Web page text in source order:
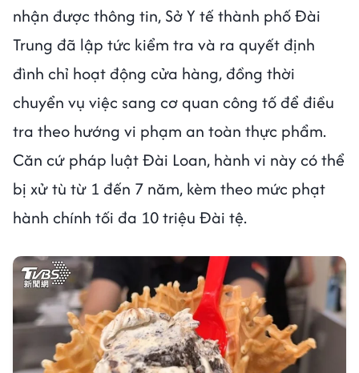
nhận được thông tin, Sở Y tế thành phố Đài
Trung đã lập tức kiểm tra và ra quyết định
đình chỉ hoạt động cửa hàng, đồng thời
chuyển vụ việc sang cơ quan công tố để điều
tra theo hướng vi phạm an toàn thực phẩm.
Căn cứ pháp luật Đài Loan, hành vi này có thể
bị xử tù từ 1 đến 7 năm, kèm theo mức phạt
hành chính tối đa 10 triệu Đài tệ.